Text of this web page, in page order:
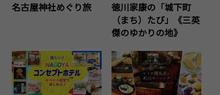
名古屋神社めぐり旅
徳川家康の「城下町
（まち）たび」《三英
傑のゆかりの地》